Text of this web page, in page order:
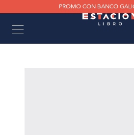
PROMO CON BANCO